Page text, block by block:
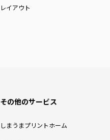
レイアウト
その他のサービス
しまうまプリントホーム